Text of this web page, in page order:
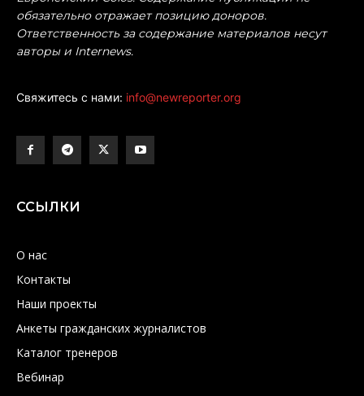
обязательно отражает позицию доноров.
Ответственность за содержание материалов несут
авторы и Internews.
Свяжитесь с нами: info@newreporter.org
ССЫЛКИ
О нас
Контакты
Наши проекты
Анкеты гражданских журналистов
Каталог тренеров
Вебинар